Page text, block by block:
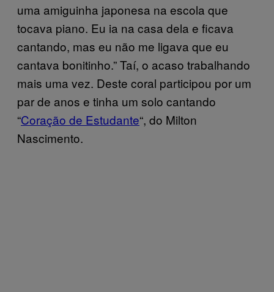
uma amiguinha japonesa na escola que
tocava piano. Eu ia na casa dela e ficava
cantando, mas eu não me ligava que eu
cantava bonitinho.” Taí, o acaso trabalhando
mais uma vez. Deste coral participou por um
par de anos e tinha um solo cantando
“Coração de Estudante“, do Milton
Nascimento.